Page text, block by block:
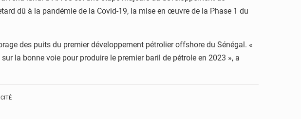
dû à la pandémie de la Covid-19, la mise en œuvre de la Phase 1 du
des puits du premier développement pétrolier offshore du Sénégal. «
la bonne voie pour produire le premier baril de pétrole en 2023 », a